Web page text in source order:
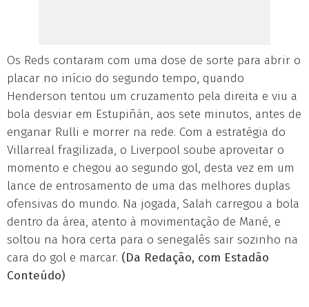
Os Reds contaram com uma dose de sorte para abrir o
placar no início do segundo tempo, quando
Henderson tentou um cruzamento pela direita e viu a
bola desviar em Estupiñán, aos sete minutos, antes de
enganar Rulli e morrer na rede. Com a estratégia do
Villarreal fragilizada, o Liverpool soube aproveitar o
momento e chegou ao segundo gol, desta vez em um
lance de entrosamento de uma das melhores duplas
ofensivas do mundo. Na jogada, Salah carregou a bola
dentro da área, atento à movimentação de Mané, e
soltou na hora certa para o senegalês sair sozinho na
cara do gol e marcar. (Da Redação, com Estadão
Conteúdo)